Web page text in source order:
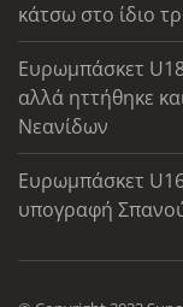
κάτσω στο ίδιο
Ευρωμπάσκετ
αλλά ηττήθηκε
Νεανίδων
Ευρωμπάσκετ
υπογραφή